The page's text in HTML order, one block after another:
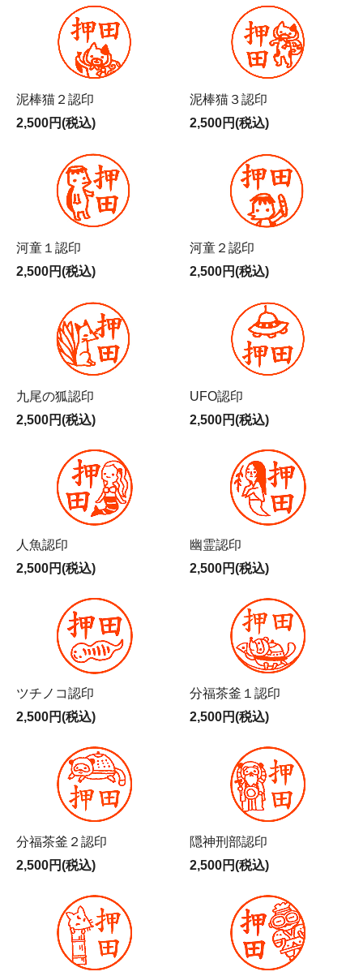
泥棒猫２認印
2,500円(税込)
泥棒猫３認印
2,500円(税込)
河童１認印
2,500円(税込)
河童２認印
2,500円(税込)
九尾の狐認印
2,500円(税込)
UFO認印
2,500円(税込)
人魚認印
2,500円(税込)
幽霊認印
2,500円(税込)
ツチノコ認印
2,500円(税込)
分福茶釜１認印
2,500円(税込)
分福茶釜２認印
2,500円(税込)
隠神刑部認印
2,500円(税込)